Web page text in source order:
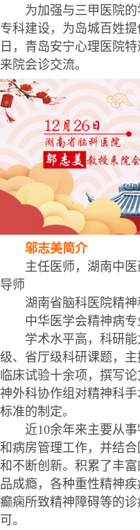
为加强与三甲医院的
专科建设，为岛城百姓
日，青岛安宁心理医院
来院会诊交流。
邬志美简介
主任医师，湖南中医
导师
湖南省脑科医院精神
中华医学会精神病专
学术水平高，科研能
级、省厅级科研课题，
临床试验十余项，撰写
神外科协作组对精神科
标准的制定。
近10余年来主要从事
和病房管理工作，并结
和不断创新。积累了丰
品成瘾，各种重性精神疾
癫痫所致精神障碍等的
可。